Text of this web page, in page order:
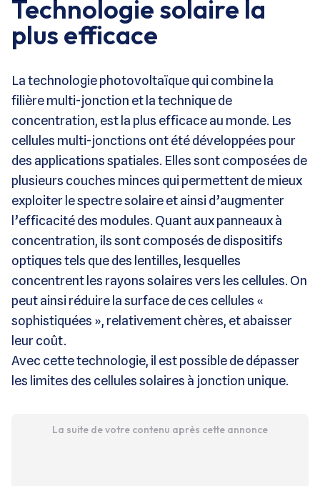
Technologie solaire la
plus efficace
La technologie photovoltaïque qui combine la
filière multi-jonction et la technique de
concentration, est la plus efficace au monde. Les
cellules multi-jonctions ont été développées pour
des applications spatiales. Elles sont composées de
plusieurs couches minces qui permettent de mieux
exploiter le spectre solaire et ainsi d’augmenter
l’efficacité des modules. Quant aux panneaux à
concentration, ils sont composés de dispositifs
optiques tels que des lentilles, lesquelles
concentrent les rayons solaires vers les cellules. On
peut ainsi réduire la surface de ces cellules «
sophistiquées », relativement chères, et abaisser
leur coût.
Avec cette technologie, il est possible de dépasser
les limites des cellules solaires à jonction unique.
La suite de votre contenu après cette annonce